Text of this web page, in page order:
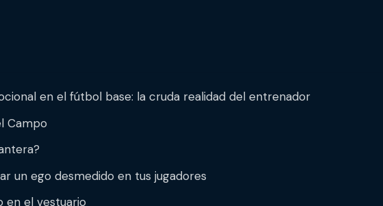
en el fútbol base: la cruda realidad del entrenador
Campo
un ego desmedido en tus jugadores
en el vestuario